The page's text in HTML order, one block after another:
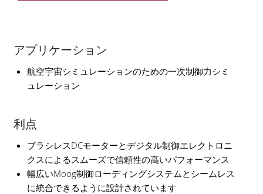
アプリケーション
航空宇宙シミュレーションのための一次制御力シミ
ュレーション
利点
ブラシレスDCモーターとデジタル制御エレクトロニ
クスによるスムーズで信頼性の高いパフォーマンス
幅広いMoog制御ローディングシステムとシームレス
に統合できるように設計されています